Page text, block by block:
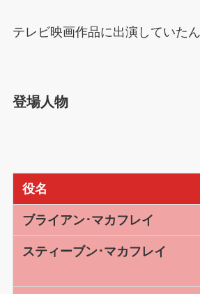
テレビ映画作品に出演していたん
登場人物
役名
ブライアン･マカフレイ
スティーブン･マカフレイ